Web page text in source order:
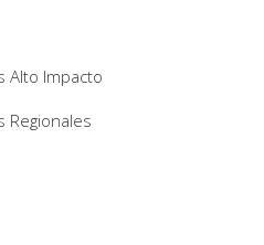
Alto Impacto
Regionales